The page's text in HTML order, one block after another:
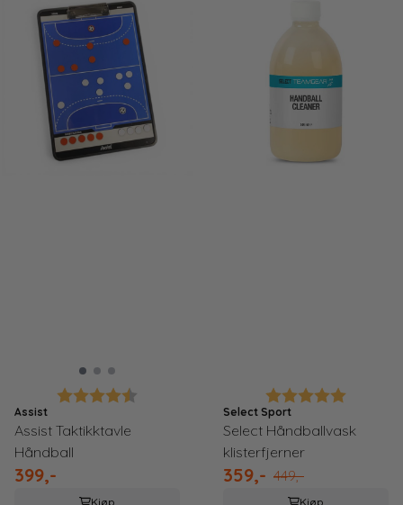
Karakter:
Assist
Assist Taktikktavle
Håndball
399,-
Kjøp
Karakter:
Select Sport
Select Håndballvask
klisterfjerner
359,- 449,-
Kjøp